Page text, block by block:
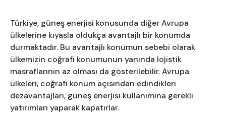
Türkiye, güneş enerjisi konusunda diğer Avrupa
ülkelerine kıyasla oldukça avantajlı bir konumda
durmaktadır. Bu avantajlı konumun sebebi olarak
ülkemizin coğrafi konumunun yanında lojistik
masraflarının az olması da gösterilebilir. Avrupa
ülkeleri, coğrafi konum açısından edindikleri
dezavantajları, güneş enerjisi kullanımına gerekli
yatırımları yaparak kapatırlar.